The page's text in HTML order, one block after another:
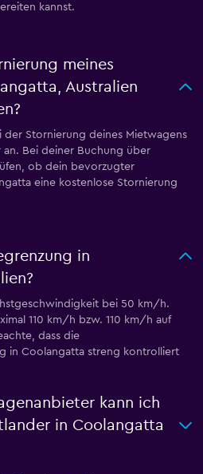
kannst.
meines
Australien
der Stornierung deines Mietwagens
Bei deiner Buchung über
ob dein bevorzugter
eine kostenlose Stornierung
in
bei 50 km/h.
110 km/h bzw. 110 km/h auf
dass die
in Coolangatta streng kontrolliert
kann ich
in Coolangatta